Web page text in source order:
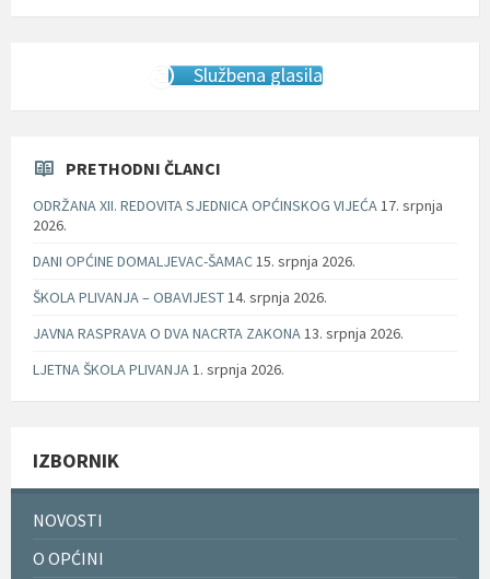
Službena glasila
PRETHODNI ČLANCI
ODRŽANA XII. REDOVITA SJEDNICA OPĆINSKOG VIJEĆA17. srpnja
2026.
DANI OPĆINE DOMALJEVAC-ŠAMAC15. srpnja 2026.
ŠKOLA PLIVANJA – OBAVIJEST14. srpnja 2026.
JAVNA RASPRAVA O DVA NACRTA ZAKONA13. srpnja 2026.
LJETNA ŠKOLA PLIVANJA1. srpnja 2026.
IZBORNIK
NOVOSTI
O OPĆINI